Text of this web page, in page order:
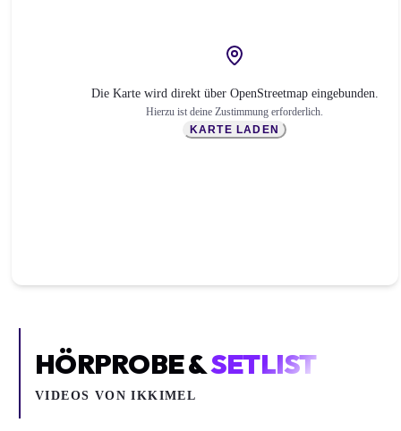
Die Karte wird direkt über OpenStreetmap eingebunden.
Hierzu ist deine Zustimmung erforderlich.
KARTE LADEN
HÖRPROBE &SETLIST
VIDEOS VONIKKIMEL